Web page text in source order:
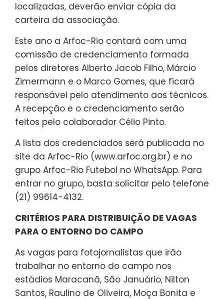
localizadas, deverão enviar cópia da
carteira da associação.
Este ano a Arfoc-Rio contará com uma
comissão de credenciamento formada
pelos diretores Alberto Jacob Filho, Márcio
Zimermann e o Marco Gomes, que ficará
responsável pelo atendimento aos técnicos.
A recepção e o credenciamento serão
feitos pelo colaborador Célio Pinto.
A lista dos credenciados será publicada no
site da Arfoc-Rio (www.arfoc.org.br) e no
grupo Arfoc-Rio Futebol no WhatsApp. Para
entrar no grupo, basta solicitar pelo telefone
(21) 99614-4132.
CRITÉRIOS PARA DISTRIBUIÇÃO DE VAGAS
PARA O ENTORNO DO CAMPO
As vagas para fotojornalistas que irão
trabalhar no entorno do campo nos
estádios Maracanã, São Januário, Nilton
Santos, Raulino de Oliveira, Moça Bonita e